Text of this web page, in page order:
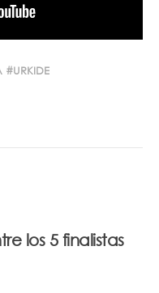
URKIDE
los 5 finalistas